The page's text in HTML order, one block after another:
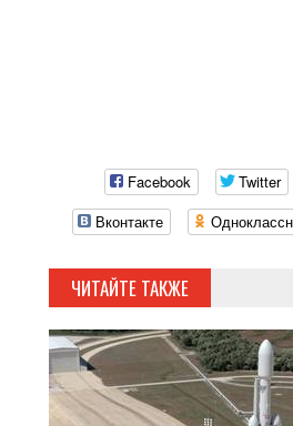
Facebook Twitter
Вконтакте
ЧИТАЙТЕ ТАКЖЕ